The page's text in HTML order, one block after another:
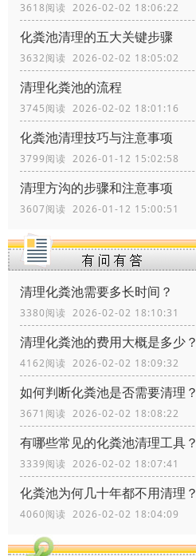
3618阅读 2026-02-02 18:06:22
化粪池清理的五大关键步骤
3632阅读 2026-02-02 18:05:02
清理化粪池的流程
3745阅读 2026-02-02 18:01:16
化粪池清理技巧与注意事项
3799阅读 2026-01-12 15:02:58
清理方沟的步骤和注意事项
3607阅读 2026-01-12 15:00:51
清理化粪池需要多长时间？
3380阅读 2026-02-02 18:10:31
清理化粪池的费用大概是多少？
4162阅读 2026-02-02 18:09:32
如何判断化粪池是否需要清理？
3671阅读 2026-02-02 18:08:22
有哪些常见的化粪池清理工具？
3339阅读 2026-02-02 18:07:41
4060阅读 2026-02-02 18:04:09